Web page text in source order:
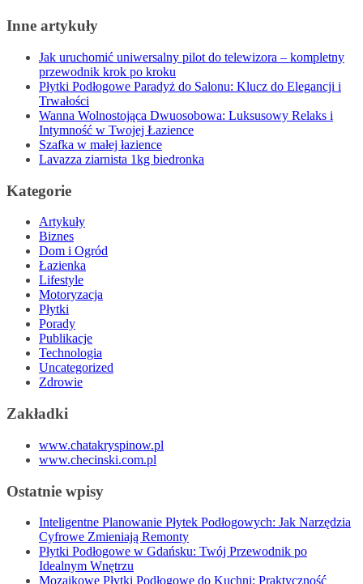
Inne artykuły
Jak uruchomić uniwersalny pilot do telewizora – kompletny
przewodnik krok po kroku
Płytki Podłogowe Paradyż do Salonu: Klucz do Elegancji i
Trwałości
Wanna Wolnostojąca Dwuosobowa: Luksusowy Relaks i
Intymność w Twojej Łazience
Szafka w małej łazience
Lavazza ziarnista 1kg biedronka
Kategorie
Artykuły
Biznes
Dom i Ogród
Łazienka
Lifestyle
Motoryzacja
Płytki
Porady
Publikacje
Technologia
Uncategorized
Zdrowie
Zakładki
www.chatakryspinow.pl
www.checinski.com.pl
Ostatnie wpisy
Inteligentne Planowanie Płytek Podłogowych: Jak Narzędzia
Cyfrowe Zmieniają Remonty
Płytki Podłogowe w Gdańsku: Twój Przewodnik po
Idealnym Wnętrzu
Mozaikowe Płytki Podłogowe do Kuchni: Praktyczność